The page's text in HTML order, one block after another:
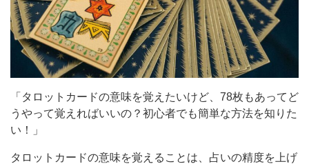
「タロットカードの意味を覚えたいけど、78枚もあってど
うやって覚えればいいの？初心者でも簡単な方法を知りた
い！」
タロットカードの意味を覚えることは、占いの精度を上げ